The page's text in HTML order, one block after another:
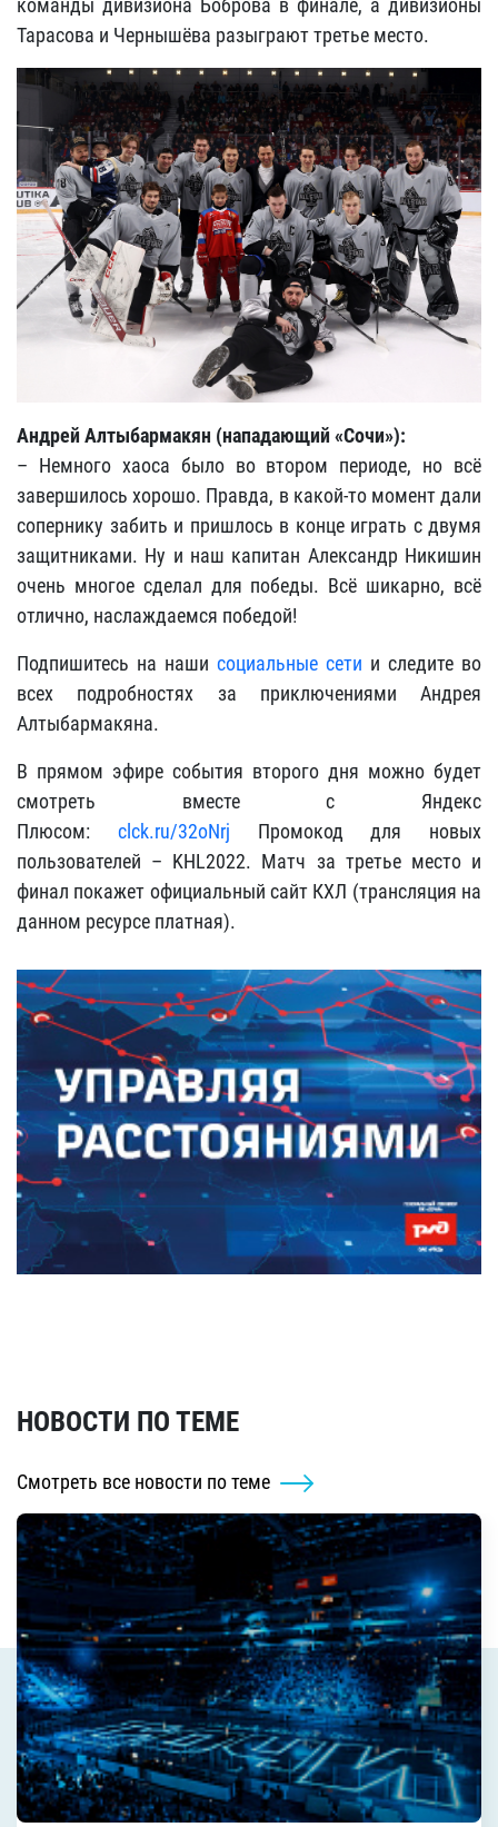
команды дивизиона Боброва в финале, а дивизионы
Тарасова и Чернышёва разыграют третье место.
Андрей Алтыбармакян (нападающий «Сочи»):
– Немного хаоса было во втором периоде, но всё
завершилось хорошо. Правда, в какой-то момент дали
сопернику забить и пришлось в конце играть с двумя
защитниками. Ну и наш капитан Александр Никишин
очень многое сделал для победы. Всё шикарно, всё
отлично, наслаждаемся победой!
Подпишитесь на наши социальные сети и следите во
всех подробностях за приключениями Андрея
Алтыбармакяна.
В прямом эфире события второго дня можно будет
смотреть вместе с Яндекс
Плюсом: clck.ru/32oNrj Промокод для новых
пользователей – KHL2022. Матч за третье место и
финал покажет официальный сайт КХЛ (трансляция на
данном ресурсе платная).
НОВОСТИ ПО ТЕМЕ
Смотреть все новости по теме